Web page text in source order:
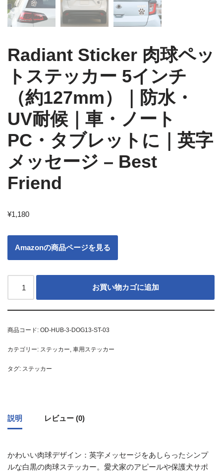
Radiant Sticker 肉球ペッ
トステッカー 5インチ
（約127mm）｜防水・
UV耐候｜車・ノート
PC・タブレットに｜英字
メッセージ – Best
Friend
¥1,180
Amazonの商品ページを見る
お買い物カゴに追加
商品コード: OD-HUB-3-DOG13-ST-03
カテゴリー: ステッカー, 車用ステッカー
タグ: ステッカー
説明 レビュー (0)
かわいい肉球デザイン：英字メッセージをあしらったシンプ
ルな白黒の肉球ステッカー。愛犬家のアピールや保護犬サポ